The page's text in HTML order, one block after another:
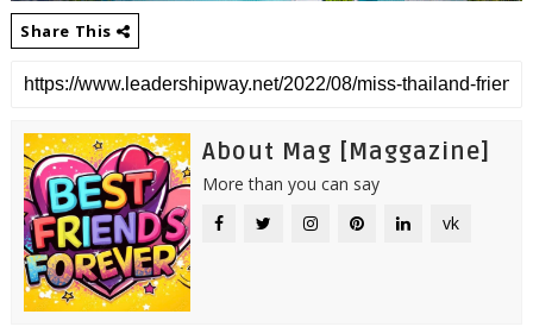
Share This
About Mag [Maggazine]
More than you can say
vk